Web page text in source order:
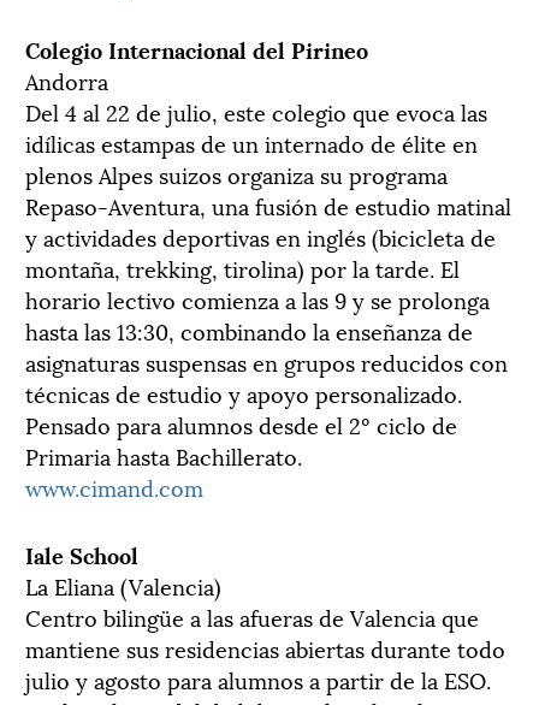
Colegio Internacional del Pirineo
Andorra
Del 4 al 22 de julio, este colegio que evoca las
idílicas estampas de un internado de élite en
plenos Alpes suizos organiza su programa
Repaso-Aventura, una fusión de estudio matinal
y actividades deportivas en inglés (bicicleta de
montaña, trekking, tirolina) por la tarde. El
horario lectivo comienza a las 9 y se prolonga
hasta las 13:30, combinando la enseñanza de
asignaturas suspensas en grupos reducidos con
técnicas de estudio y apoyo personalizado.
Pensado para alumnos desde el 2º ciclo de
Primaria hasta Bachillerato.
www.cimand.com
Iale School
La Eliana (Valencia)
Centro bilingüe a las afueras de Valencia que
mantiene sus residencias abiertas durante todo
julio y agosto para alumnos a partir de la ESO.